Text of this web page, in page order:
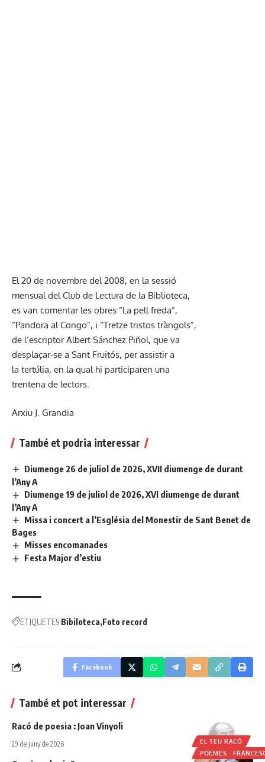
El 20 de novembre del 2008, en la sessió
mensual del Club de Lectura de la Biblioteca,
es van comentar les obres “La pell freda”,
“Pandora al Congo”, i “Tretze tristos tràngols”,
de l’escriptor Albert Sánchez Piñol, que va
desplaçar-se a Sant Fruitós, per assistir a
la tertúlia, en la qual hi participaren una
trentena de lectors.
Arxiu J. Grandia
També et podria interessar
Diumenge 26 de juliol de 2026, XVII diumenge de durant
l’Any A
Diumenge 19 de juliol de 2026, XVI diumenge de durant
l’Any A
Missa i concert a l’Església del Monestir de Sant Benet de
Bages
Misses encomanades
Festa Major d’estiu
ETIQUETES Bibiloteca Foto record
Facebook
També et pot interessar
EL TEU RACÓ
POEMES -
Racó de poesia : Joan Vinyoli
29 de juny de 2026